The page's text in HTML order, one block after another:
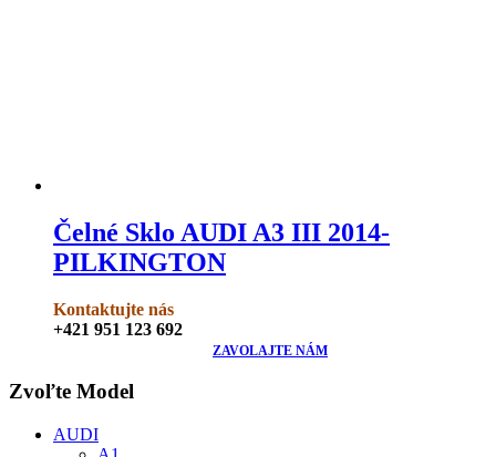
Čelné Sklo AUDI A3 III 2014-
PILKINGTON
Kontaktujte nás
+421 951 123 692
ZAVOLAJTE NÁM
Zvoľte Model
AUDI